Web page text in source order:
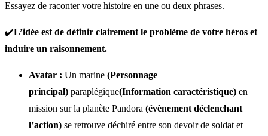
Essayez de raconter votre histoire en une ou deux phrases.
✔️L’idée est de définir clairement le problème de votre héros et
induire un raisonnement.
Avatar : Un marine (Personnage
principal) paraplégique(Information caractéristique) en
mission sur la planète Pandora (évènement déclenchant
l’action) se retrouve déchiré entre son devoir de soldat et